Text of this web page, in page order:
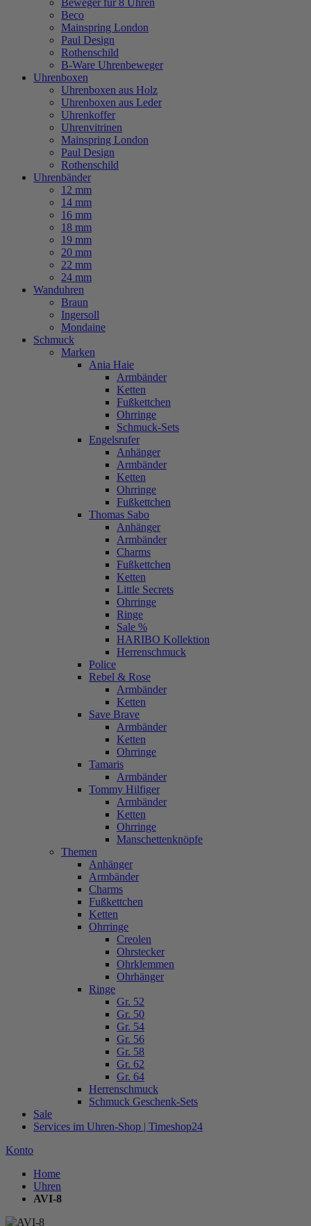
Beweger für 8 Uhren
Beco
Mainspring London
Paul Design
Rothenschild
B-Ware Uhrenbeweger
Uhrenboxen
Uhrenboxen aus Holz
Uhrenboxen aus Leder
Uhrenkoffer
Uhrenvitrinen
Mainspring London
Paul Design
Rothenschild
Uhrenbänder
12 mm
14 mm
16 mm
18 mm
19 mm
20 mm
22 mm
24 mm
Wanduhren
Braun
Ingersoll
Mondaine
Schmuck
Marken
Ania Haie
Armbänder
Ketten
Fußkettchen
Ohrringe
Schmuck-Sets
Engelsrufer
Anhänger
Armbänder
Ketten
Ohrringe
Fußkettchen
Thomas Sabo
Anhänger
Armbänder
Charms
Fußkettchen
Ketten
Little Secrets
Ohrringe
Ringe
Sale %
HARIBO Kollektion
Herrenschmuck
Police
Rebel & Rose
Armbänder
Ketten
Save Brave
Armbänder
Ketten
Ohrringe
Tamaris
Armbänder
Tommy Hilfiger
Armbänder
Ketten
Ohrringe
Manschettenknöpfe
Themen
Anhänger
Armbänder
Charms
Fußkettchen
Ketten
Ohrringe
Creolen
Ohrstecker
Ohrklemmen
Ohrhänger
Ringe
Gr. 52
Gr. 50
Gr. 54
Gr. 56
Gr. 58
Gr. 62
Gr. 64
Herrenschmuck
Schmuck Geschenk-Sets
Sale
Services im Uhren-Shop | Timeshop24
Konto
Home
Uhren
AVI-8